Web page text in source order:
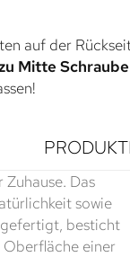
auf der
Mitte Schraube
Das
sowie
gefertigt, besticht
einer